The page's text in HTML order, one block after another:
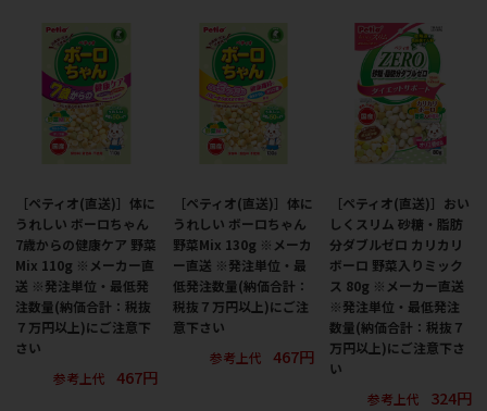
［ペティオ(直送)］体に
うれしい ボーロちゃん
7歳からの健康ケア 野菜
Mix 110g ※メーカー直
送 ※発注単位・最低発
注数量(納価合計：税抜
７万円以上)にご注意下
さい
参考上代
467円
［ペティオ(直送)］体に
うれしい ボーロちゃん
野菜Mix 130g ※メーカ
ー直送 ※発注単位・最
低発注数量(納価合計：
税抜７万円以上)にご注
意下さい
参考上代
467円
［ペティオ(直送)］おい
しくスリム 砂糖・脂肪
分ダブルゼロ カリカリ
ボーロ 野菜入りミック
ス 80g ※メーカー直送
※発注単位・最低発注
数量(納価合計：税抜７
万円以上)にご注意下さ
い
参考上代
324円